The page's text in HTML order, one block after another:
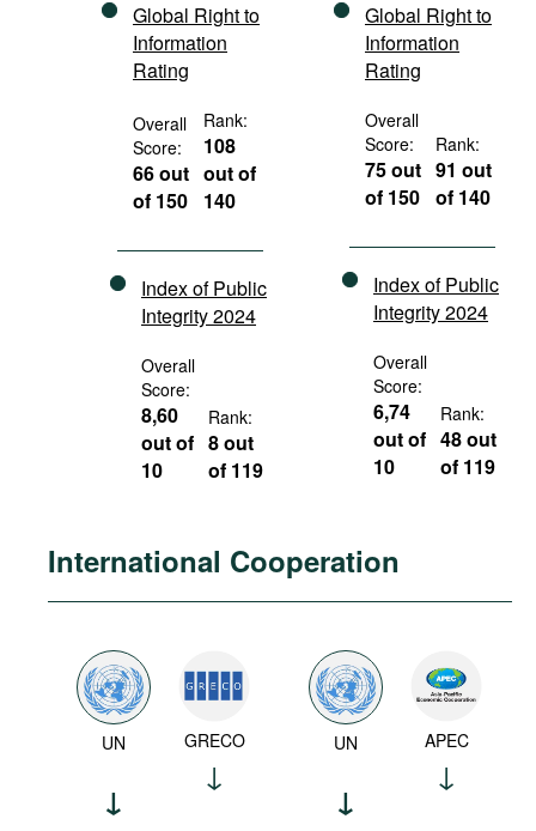
Global Right to
Information
Rating
Overall
Score:
66 out
of 150
Rank:
108
out of
140
Index of Public
Integrity 2024
Overall
Score:
8,60
out of
10
Rank:
8 out
of 119
Global Right to
Information
Rating
Overall
Score:
75 out
of 150
Rank:
91 out
of 140
Index of Public
Integrity 2024
Overall
Score:
6,74
out of
10
Rank:
48 out
of 119
International Cooperation
UN GRECO UN APEC